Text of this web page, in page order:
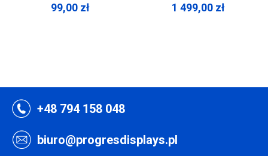
99,00 zł 1 499,00 zł
+48 794 158 048
biuro@progresdisplays.pl